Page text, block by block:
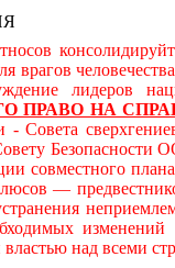
врагов
лидеров
ПРАВО НА
Совета
совместного
—
изменений
над всеми